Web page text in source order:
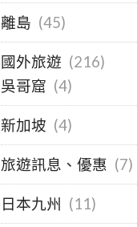
離島 (45)
國外旅遊 (216)
吳哥窟 (4)
新加坡 (4)
旅遊訊息、優惠 (7)
日本九州 (11)